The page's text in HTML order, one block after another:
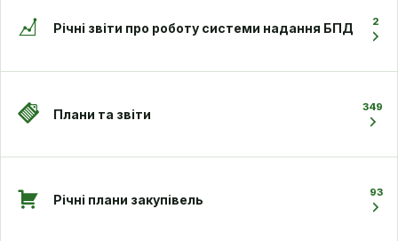
Річні звіти про роботу системи надання БПД 2
Плани та звіти 349
Річні плани закупівель 93